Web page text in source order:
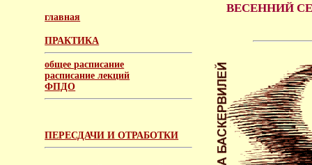
главная
ПРАКТИКА
общее расписание
расписание лекций
ФПДО
ПЕРЕСДАЧИ И ОТРАБОТКИ
ВЕСЕННИЙ